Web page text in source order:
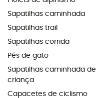
Sapatilhas caminhada
Sapatilhas trail
Sapatilhas corrida
Pés de gato
Sapatilhas caminhada de
criança
Capacetes de ciclismo